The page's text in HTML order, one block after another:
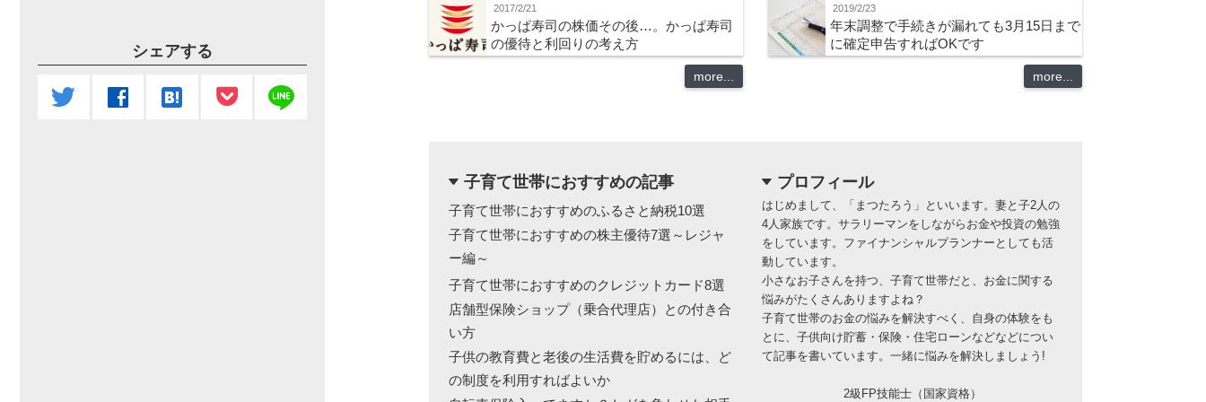
2017/2/21
かっぱ寿司の株価その後…。かっぱ寿司
の優待と利回りの考え方
more...
2019/2/23
年末調整で手続きが漏れても3月15日まで
に確定申告すればOKです
more...
dropdown 子育て世帯におすすめの記事
子育て世帯におすすめのふるさと納税10選
子育て世帯におすすめの株主優待7選～レジャ
ー編～
子育て世帯におすすめのクレジットカード8選
店舗型保険ショップ（乗合代理店）との付き合
い方
子供の教育費と老後の生活費を貯めるには、ど
の制度を利用すればよいか
dropdown プロフィール
はじめまして、「まつたろう」といいます。妻と子2人の
4人家族です。サラリーマンをしながらお金や投資の勉強
をしています。ファイナンシャルプランナーとしても活
動しています。
小さなお子さんを持つ、子育て世帯だと、お金に関する
悩みがたくさんありますよね？
子育て世帯のお金の悩みを解決すべく、自身の体験をも
とに、子供向け貯蓄・保険・住宅ローンなどなどについ
て記事を書いています。一緒に悩みを解決しましょう!
2級FP技能士（国家資格）
シェアする
twitter facebook hatenabookmark line